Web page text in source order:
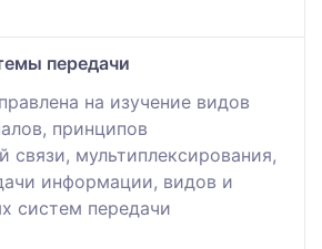
передачи
на изучение видов
принципов
связи, мультиплексирования,
информации, видов и
систем передачи